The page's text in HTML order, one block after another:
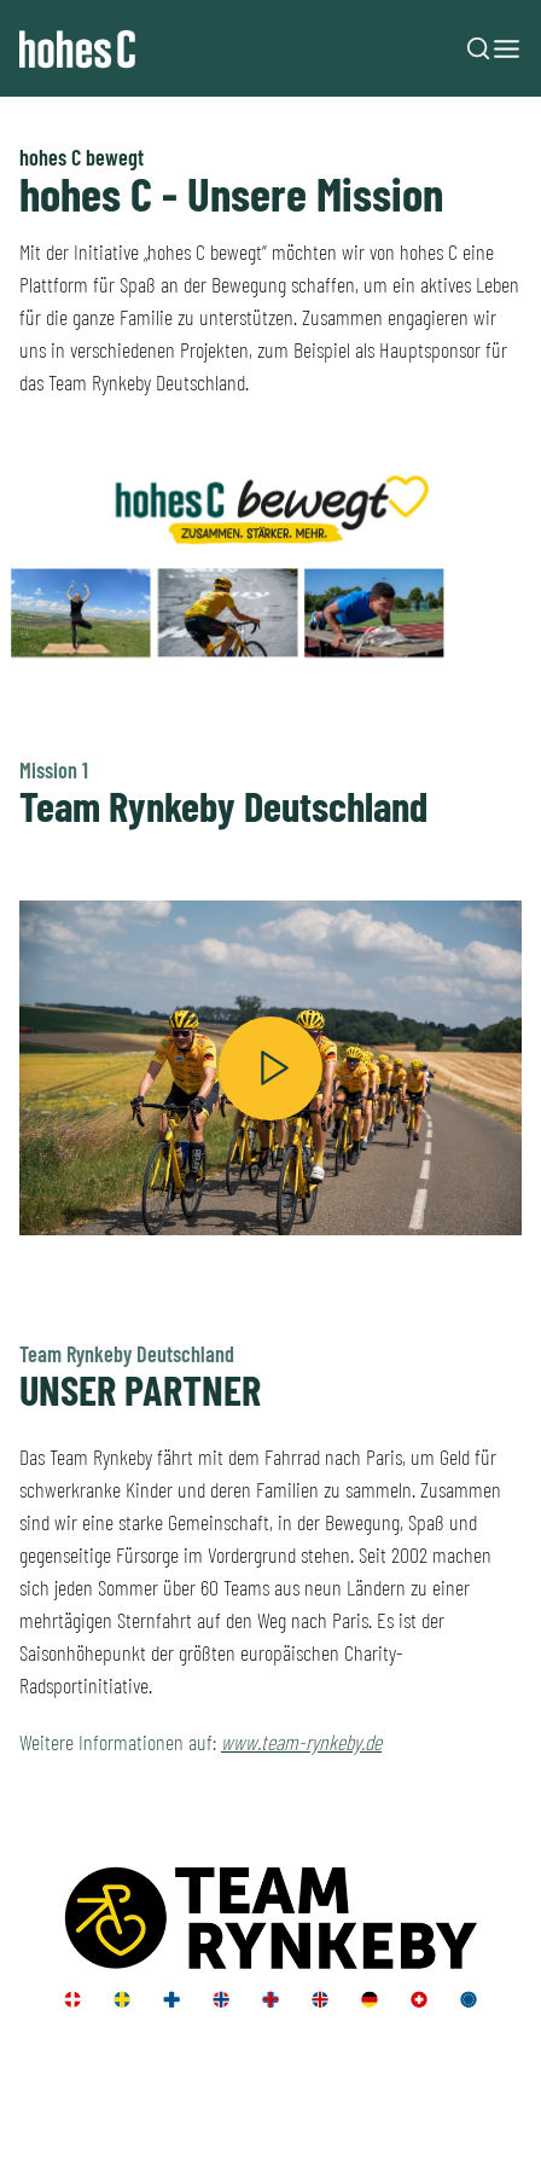
Zum Inhalt springen
hohes C bewegt
hohes C - Unsere Mission
Mit der Initiative „hohes C bewegt“ möchten wir von hohes C eine
Plattform für Spaß an der Bewegung schaffen, um ein aktives Leben
für die ganze Familie zu unterstützen. Zusammen engagieren wir
uns in verschiedenen Projekten, zum Beispiel als Hauptsponsor für
das Team Rynkeby Deutschland.
Mission 1
Team Rynkeby Deutschland
Team Rynkeby Deutschland
UNSER PARTNER
Das Team Rynkeby fährt mit dem Fahrrad nach Paris, um Geld für
schwerkranke Kinder und deren Familien zu sammeln. Zusammen
sind wir eine starke Gemeinschaft, in der Bewegung, Spaß und
gegenseitige Fürsorge im Vordergrund stehen. Seit 2002 machen
sich jeden Sommer über 60 Teams aus neun Ländern zu einer
mehrtägigen Sternfahrt auf den Weg nach Paris. Es ist der
Saisonhöhepunkt der größten europäischen Charity-
Radsportinitiative.
Weitere Informationen auf: www.team-rynkeby.de